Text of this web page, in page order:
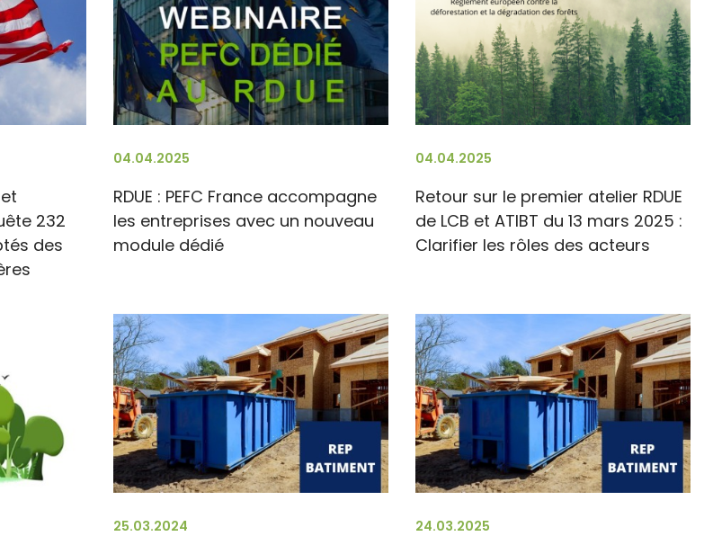
232
des
04.04.2025
RDUE : PEFC France accompagne
les entreprises avec un nouveau
module dédié
04.04.2025
Retour sur le premier atelier RDUE
de LCB et ATIBT du 13 mars 2025 :
Clarifier les rôles des acteurs
25.03.2024 24.03.2025